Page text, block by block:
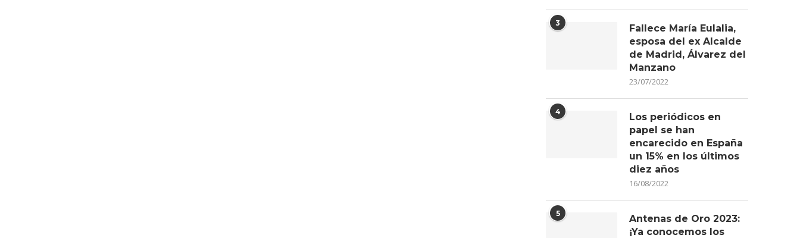
3
Fallece María Eulalia,
esposa del ex Alcalde
de Madrid, Álvarez del
Manzano
23/07/2022
4
Los periódicos en
papel se han
encarecido en España
un 15% en los últimos
diez años
16/08/2022
5
Antenas de Oro 2023:
¡Ya conocemos los